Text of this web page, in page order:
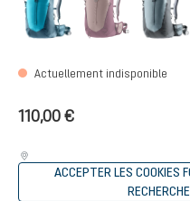
Actuellement indisponible
110,00 €
ACCEPTER LES COOKIES